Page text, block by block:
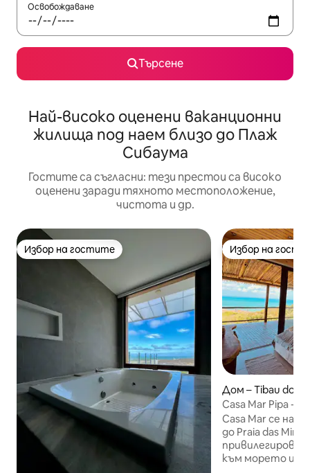
Освобождаване
Търсене
Най-високо оценени ваканционни
жилища под наем близо до Плаж
Сибаума
Гостите са съгласни: тези престои са високо
оценени заради тяхното местоположение,
чистота и др.
Избор на гостите
Избор на гостите Избор на
Избор на
Дом – Tibau do
Casa Mar Pipa -
Casa Mar се
до Praia das
привилегирован
към морето и